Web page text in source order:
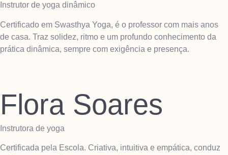
Instrutor de yoga dinâmico
Certificado em Swasthya Yoga, é o professor com mais anos
de casa. Traz solidez, ritmo e um profundo conhecimento da
prática dinâmica, sempre com exigência e presença.
Flora Soares
Instrutora de yoga
Certificada pela Escola. Criativa, intuitiva e empática, conduz